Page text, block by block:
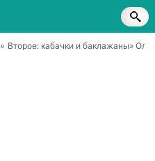
» Второе: кабачки и баклажаны»